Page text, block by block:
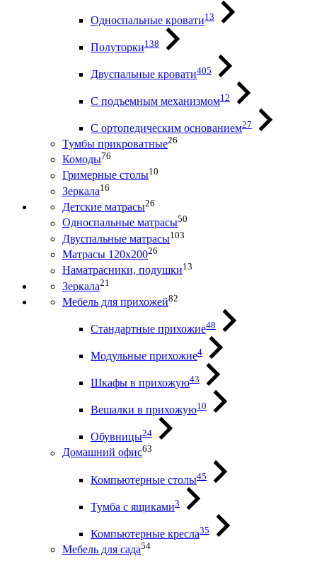
Односпальные кровати13
Полуторки138
Двуспальные кровати405
С подъемным механизмом12
С ортопедическим основанием27
Тумбы прикроватные26
Комоды76
Гримерные столы10
Зеркала16
Детские матрасы26
Односпальные матрасы50
Двуспальные матрасы103
Матрасы 120х20026
Наматрасники, подушки13
Зеркала21
Мебель для прихожей82
Стандартные прихожие48
Модульные прихожие4
Шкафы в прихожую43
Вешалки в прихожую10
Обувницы24
Домашний офис63
Компьютерные столы45
Тумба с ящиками3
Компьютерные кресла35
Мебель для сада54